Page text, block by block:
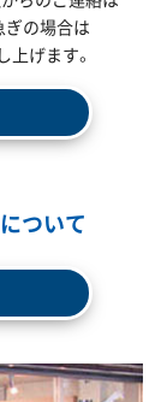
ぎの場合は
げます。
ついて